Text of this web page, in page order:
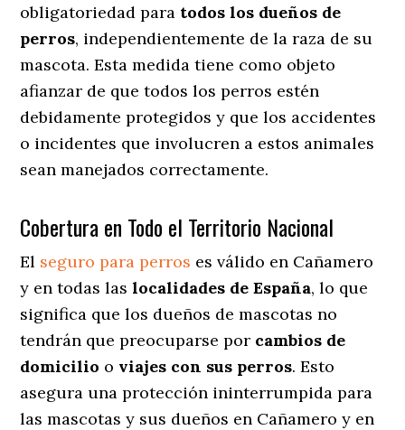
obligatoriedad para todos los dueños de
perros, independientemente de la raza de su
mascota. Esta medida tiene como objeto
afianzar de que todos los perros estén
debidamente protegidos y que los accidentes
o incidentes que involucren a estos animales
sean manejados correctamente.
Cobertura en Todo el Territorio Nacional
El seguro para perros es válido en Cañamero
y en todas laslocalidades de España, lo que
significa que los dueños de mascotas no
tendrán que preocuparse por cambios de
domicilio o viajes con sus perros. Esto
asegura una protección ininterrumpida para
las mascotas y sus dueños en Cañamero y en